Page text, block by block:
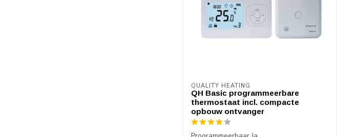
QUALITY HEATING
QH Basic programmeerbare
thermostaat incl. compacte
opbouw ontvanger